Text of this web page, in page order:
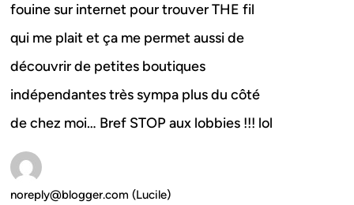
fouine sur internet pour trouver THE fil
qui me plait et ça me permet aussi de
découvrir de petites boutiques
indépendantes très sympa plus du côté
de chez moi… Bref STOP aux lobbies !!! lol
noreply@blogger.com (Lucile)